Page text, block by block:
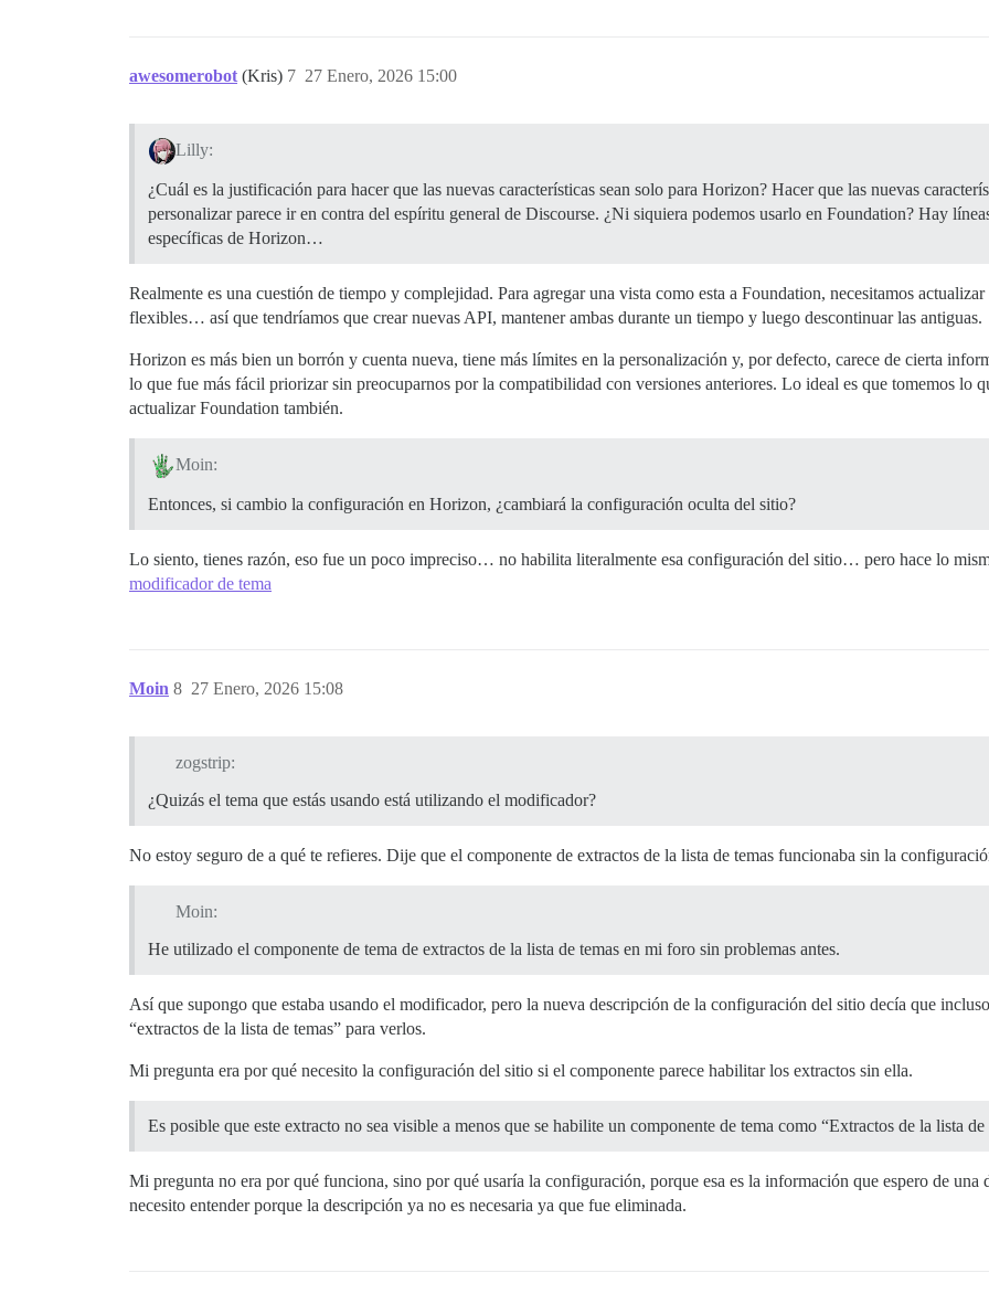
awesomerobot (Kris) 27 Enero, 2026 15:00
7
Lilly:
¿Cuál es la justificación para hacer que las nuevas características sean solo para Horizon? Hacer que las nuevas
personalizar parece ir en contra del espíritu general de Discourse. ¿Ni siquiera podemos usarlo en Foundation? Hay
específicas de Horizon…
Realmente es una cuestión de tiempo y complejidad. Para agregar una vista como esta a Foundation, necesitamos
flexibles… así que tendríamos que crear nuevas API, mantener ambas durante un tiempo y luego descontinuar las antiguas.
Horizon es más bien un borrón y cuenta nueva, tiene más límites en la personalización y, por defecto, carece de cierta
lo que fue más fácil priorizar sin preocuparnos por la compatibilidad con versiones anteriores. Lo ideal es que tomemos lo
actualizar Foundation también.
Moin:
Entonces, si cambio la configuración en Horizon, ¿cambiará la configuración oculta del sitio?
Lo siento, tienes razón, eso fue un poco impreciso… no habilita literalmente esa configuración del sitio… pero hace lo
modificador de tema
Moin 27 Enero, 2026 15:08
8
zogstrip:
¿Quizás el tema que estás usando está utilizando el modificador?
No estoy seguro de a qué te refieres. Dije que el componente de extractos de la lista de temas funcionaba sin la
Moin:
He utilizado el componente de tema de extractos de la lista de temas en mi foro sin problemas antes.
Así que supongo que estaba usando el modificador, pero la nueva descripción de la configuración del sitio decía que
“extractos de la lista de temas” para verlos.
Mi pregunta era por qué necesito la configuración del sitio si el componente parece habilitar los extractos sin ella.
Es posible que este extracto no sea visible a menos que se habilite un componente de tema como “Extractos de la lista de
Mi pregunta no era por qué funciona, sino por qué usaría la configuración, porque esa es la información que espero de una
necesito entender porque la descripción ya no es necesaria ya que fue eliminada.